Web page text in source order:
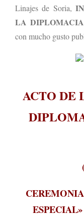
Linajes de Soria,
LA
con mucho gusto
ACTO DE